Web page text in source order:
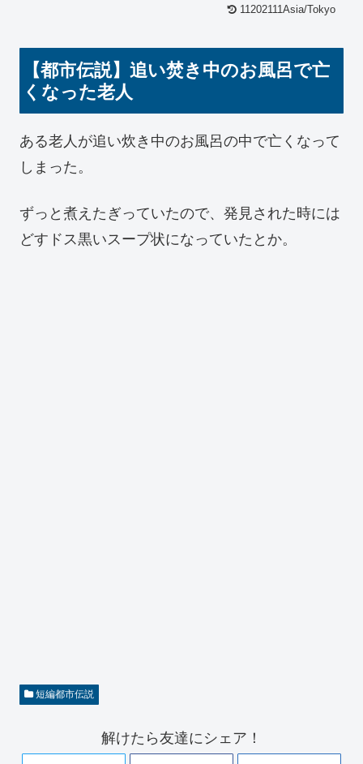
11202111Asia/Tokyo
【都市伝説】追い焚き中のお風呂で亡
くなった老人
ある老人が追い炊き中のお風呂の中で亡くなって
しまった。
ずっと煮えたぎっていたので、発見された時には
どすドス黒いスープ状になっていたとか。
短編都市伝説
解けたら友達にシェア！